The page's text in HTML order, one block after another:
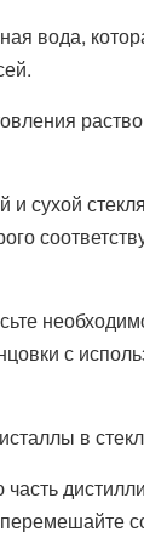
вода,
и сухой
с
в
перемешайте